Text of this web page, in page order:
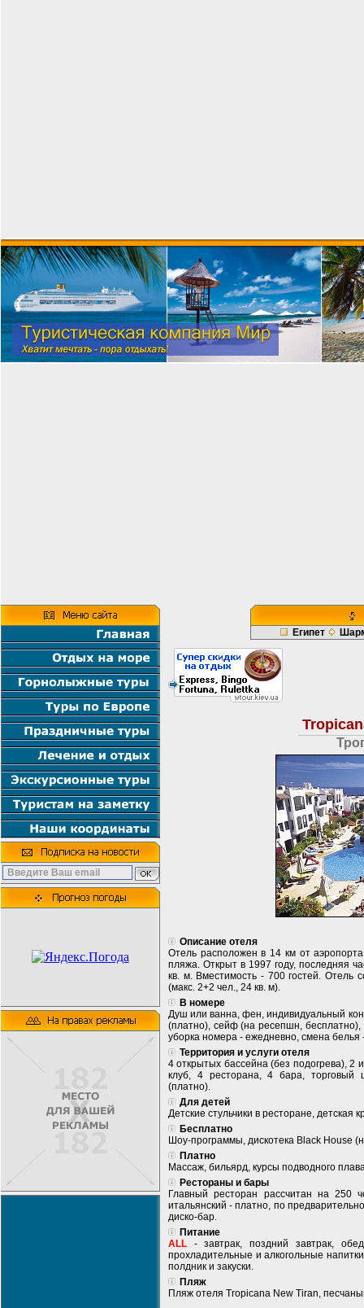
Египет
Описание отеля
Отель расположен в 14 км от
пляжа. Открыт в 1997 году, последняя
кв. м. Вместимость - 700 гостей. Отель
(макс. 2+2 чел., 24 кв. м).
В номере
Душ или ванна, фен, индивидуальный
(платно), сейф (на ресепшн, бесплатно),
уборка номера - ежедневно, смена белья
Территория и услуги отеля
4 открытых бассейна (без подогрева), 2
клуб, 4 ресторана, 4 бара, торговый
(платно).
Для детей
Детские стульчики в ресторане, детская
Бесплатно
Шоу-программы, дискотека Black House
Платно
Массаж, бильярд, курсы подводного
Рестораны и бары
Главный ресторан рассчитан на 250
итальянский - платно, по
диско-бар.
Питание
ALL - завтрак, поздний завтрак,
прохладительные и алкогольные
полдник и закуски.
Пляж
Пляж отеля Tropicana New Tiran,